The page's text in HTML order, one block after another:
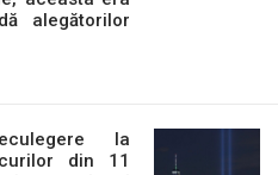
alegătorilor
la
din 11